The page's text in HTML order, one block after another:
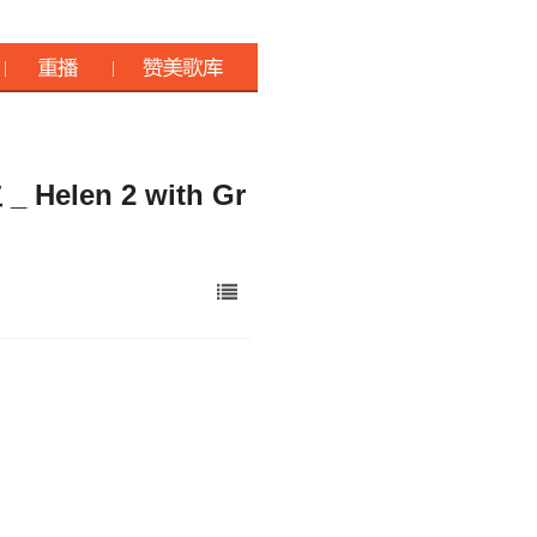
_ Helen 2 with Gr